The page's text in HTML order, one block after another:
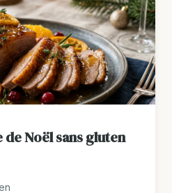
de Noël sans gluten